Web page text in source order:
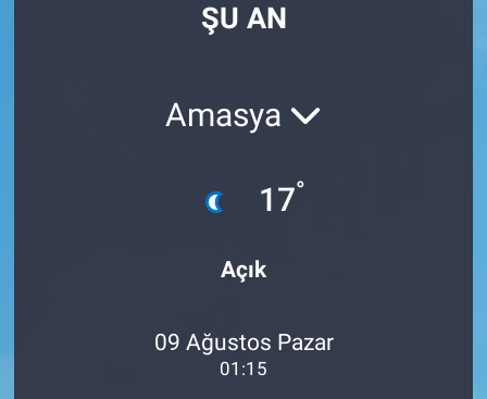
ŞU AN
Amasya
17°
Açık
09 Ağustos Pazar
01:15